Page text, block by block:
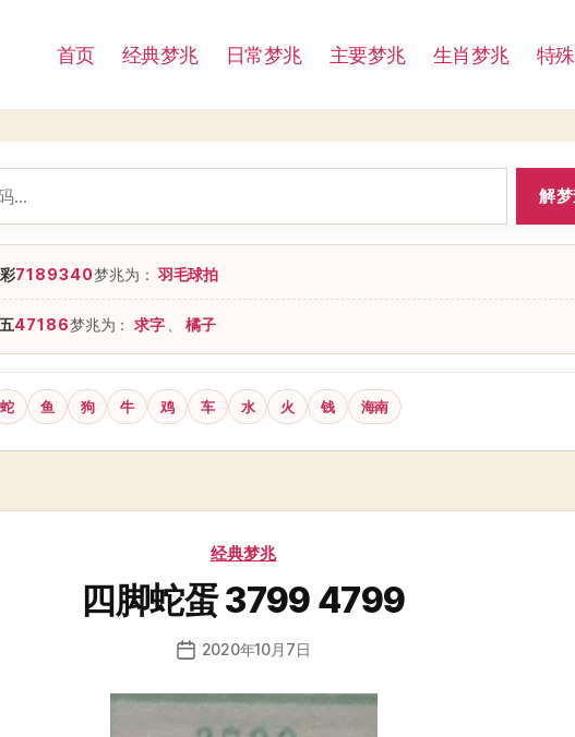
首页 经典梦兆 日常梦兆 主要梦兆 生肖梦兆 特
解
7189340梦兆为：羽毛球拍
47186梦兆为： 求字 橘子
蛇 鱼 狗 牛 鸡 车 水 火 钱 海南
分
经典梦兆
四脚蛇蛋 3799 4799
发
日
2020年10月7日